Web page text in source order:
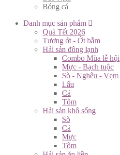
Bóng cá
Danh mục sản phẩm
Quà Tết 2026
Tương ớt - Ớt bằm
Hải sản đông lạnh
Combo Mùa lễ hội
Mực - Bạch tuộc
Sò - Nghêu - Vẹm
Lẩu
Cá
Tôm
Hải sản khô sống
Sò
Cá
Mực
Tôm